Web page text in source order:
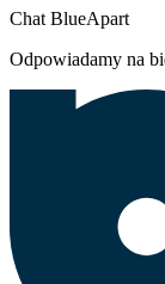
Chat BlueApart
Odpowiadamy na